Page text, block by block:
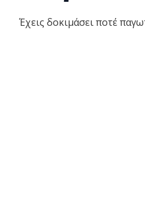
Έχεις δοκιμάσει ποτέ